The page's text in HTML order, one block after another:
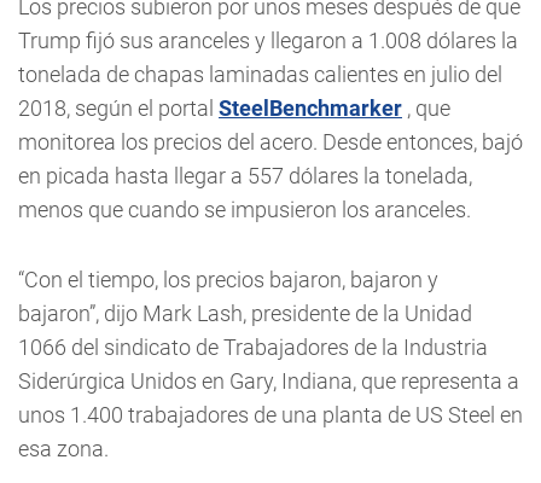
Los precios subieron por unos meses después de que
Trump fijó sus aranceles y llegaron a 1.008 dólares la
tonelada de chapas laminadas calientes en julio del
2018, según el portal SteelBenchmarker , que
monitorea los precios del acero. Desde entonces, bajó
en picada hasta llegar a 557 dólares la tonelada,
menos que cuando se impusieron los aranceles.
“Con el tiempo, los precios bajaron, bajaron y
bajaron”, dijo Mark Lash, presidente de la Unidad
1066 del sindicato de Trabajadores de la Industria
Siderúrgica Unidos en Gary, Indiana, que representa a
unos 1.400 trabajadores de una planta de US Steel en
esa zona.